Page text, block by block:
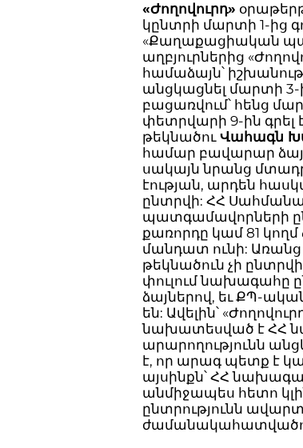
«Ժողովուրդ»
կընտրի մարտի 1-ից
«Քաղաքացիական
աղբյուրներից
համաձայն՝
անցկացնել մարտի
բացառվում՝ հենց
փետրվարի 9-ին գրել
թեկնածուՎահագն
համար բավարար
սակայն նրանց
էության, արդեն
ընտրվի: ՀՀ
պատգամավորների
քառորդը կամ 81 կողմ
մանդատ ունի: Առանց
թեկնածուն չի
փուլում նախագահը
ձայներով, եւ ՔՊ-
են: Ավելին՝
նախատեսված է ՀՀ
արարողությունն
է, որ արագ պետք է
այսինքն՝ ՀՀ
անմիջապես հետո
ընտրությունն